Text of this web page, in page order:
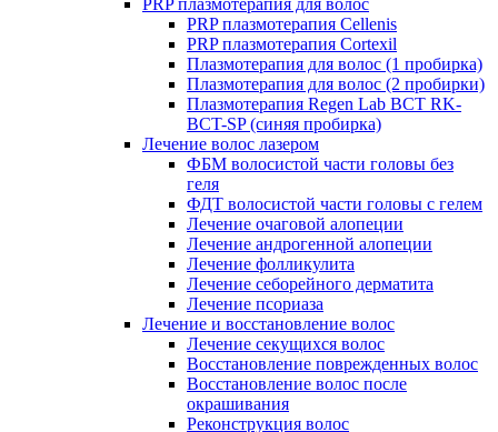
PRP плазмотерапия для волос
PRP плазмотерапия Cellenis
PRP плазмотерапия Cortexil
Плазмотерапия для волос (1 пробирка)
Плазмотерапия для волос (2 пробирки)
Плазмотерапия Regen Lab BCT RK-
BCT-SP (синяя пробирка)
Лечение волос лазером
ФБМ волосистой части головы без
геля
ФДТ волосистой части головы с гелем
Лечение очаговой алопеции
Лечение андрогенной алопеции
Лечение фолликулита
Лечение себорейного дерматита
Лечение псориаза
Лечение и восстановление волос
Лечение секущихся волос
Восстановление поврежденных волос
Восстановление волос после
окрашивания
Реконструкция волос